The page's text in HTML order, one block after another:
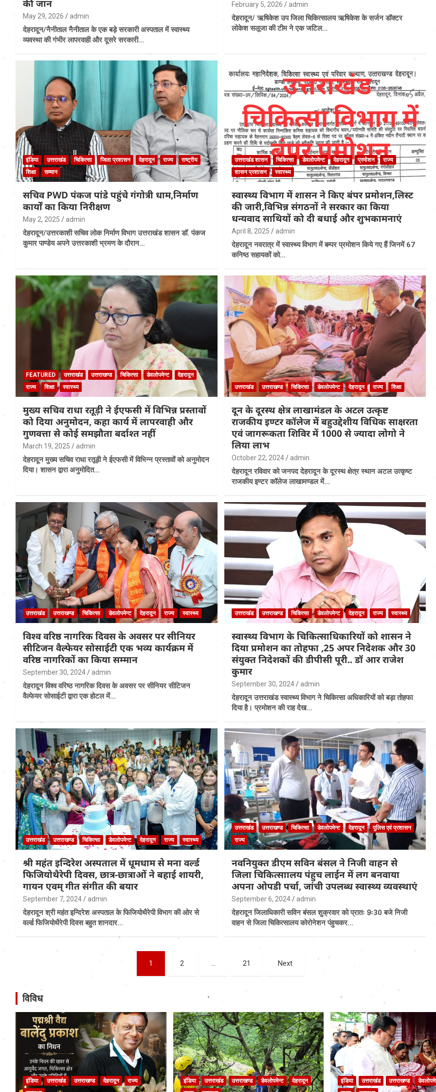
की जान
May 29, 2026 admin
देहरादून/नैनीताल नैनीताल के एक बड़े सरकारी अस्पताल में स्वास्थ्य
व्यवस्था की गंभीर लापरवाही और दूसरे सरकारी…
February 5, 2026 admin
देहरादून/ ऋषिकेश उप जिला चिकित्सालय ऋषिकेश के सर्जन डॉक्टर
लोकेश सलूजा की टीम ने एक जटिल…
इंडिया उत्तराखंड चिकित्सा जिला प्रशासन देहरादून राज्य
राष्ट्रीय
शिक्षा
सम्मान
सचिव PWD पंकज पांडे पहुंचे गंगोत्री धाम,निर्माण
कार्यों का किया निरीक्षण
May 2, 2025 admin
देहरादून/उत्तरकाशी सचिव लोक निर्माण विभाग उत्तराखंड शासन डॉ. पंकज
कुमार पाण्डेय अपने उत्तरकाशी भ्रमण के दौरान…
उत्तराखंड शासन चिकित्सा डेवलोपमेन्ट देहरादून प्रमोशन
राज्य
शासन प्रशासन
स्वास्थ्य
स्वास्थ्य विभाग में शासन ने किए बंपर प्रमोशन,लिस्ट
की जारी,विभिन्न संगठनों ने सरकार का किया
धन्यवाद साथियों को दी बधाई और शुभकामनाएं
April 8, 2025 admin
देहरादून नवरात्र में स्वास्थ्य विभाग में बम्पर प्रमोशन किये गए हैं जिनमें 67
कनिष्ठ सहायकों को…
FEATURED उत्तराखंड उत्तराखण्ड चिकित्सा डेवलोपमेन्ट
देहरादून
राज्य
शिक्षा स्वास्थ्य
मुख्य सचिव राधा रतूड़ी ने ईएफसी में विभिन्न प्रस्तावों
को दिया अनुमोदन, कहा कार्य में लापरवाही और
गुणवत्ता से कोई समझौता बर्दाश्त नहीं
March 19, 2025 admin
देहरादून मुख्य सचिव राधा रतूड़ी ने ईएफसी में विभिन्न प्रस्तावों को अनुमोदन
दिया। शासन द्वारा अनुमोदित…
उत्तराखंड उत्तराखण्ड चिकित्सा डेवलोपमेन्ट देहरादून राज्य शिक्षा
दून के दूरस्थ क्षेत्र लाखामंडल के अटल उत्कृष्ट
राजकीय इण्टर कॉलेज में बहुउ‌द्देशीय विधिक साक्षरता
एवं जागरूकता शिविर में 1000 से ज्यादा लोगो ने
लिया लाभ
October 22, 2024 admin
देहरादून रविवार को जनपद देहरादून के दूरस्थ क्षेत्र स्थान अटल उत्कृष्ट
राजकीय इण्टर कॉलेज लाखामण्डल में…
उत्तराखंड उत्तराखण्ड चिकित्सा डेवलोपमेन्ट देहरादून राज्य स्वास्थ्य
विश्व वरिष्ठ नागरिक दिवस के अवसर पर सीनियर
सीटिजन वैल्फेयर सोसाईटी एक भव्य कार्यक्रम में
वरिष्ठ नागरिकों का किया सम्मान
September 30, 2024 admin
देहरादून विश्व वरिष्ठ नागरिक दिवस के अवसर पर सीनियर सीटिजन
वैल्फेयर सोसाईटी द्वारा एक होटल में…
उत्तराखंड उत्तराखण्ड चिकित्सा डेवलोपमेन्ट देहरादून राज्य स्वास्थ्य
स्वास्थ्य विभाग के चिकित्साधिकारियों को शासन ने
दिया प्रमोशन का तोहफा ,25 अपर निदेशक और 30
संयुक्त निदेशकों की डीपीसी पूरी.. डॉ आर राजेश
कुमार
September 30, 2024 admin
देहरादून उत्तराखंड स्वास्थ्य विभाग ने चिकित्सा अधिकारियों को बड़ा तोहफा
दिया है। प्रमोशन की राह देख…
उत्तराखंड उत्तराखण्ड चिकित्सा डेवलोपमेन्ट देहरादून राज्य स्वास्थ्य
श्री महंत इन्दिरेश अस्पताल में धूमधाम से मना वर्ल्ड
फिजियोथैरेपी दिवस, छात्र-छात्राओं ने बहाई शायरी,
गायन एवम् गीत संगीत की बयार
September 7, 2024 admin
देहरादून श्री महंत इन्दिरेश अस्पताल के फिजियोथैरेपी विभाग की ओर से
वर्ल्ड फिजियोथैरेपी दिवस बहुत शानदार…
उत्तराखंड उत्तराखण्ड चिकित्सा डेवलोपमेन्ट देहरादून
पुलिस एवं प्रशासन
राज्य
नवनियुक्त डीएम सविन बंसल ने निजी वाहन से
जिला चिकित्साालय पंहुच लाईन में लग बनवाया
अपना ओपडी पर्चा, जांची उपलब्ध स्वास्थ्य व्यवस्थाएं
September 6, 2024 admin
देहरादून जिलाधिकारी सविन बंसल शुक्रवार को प्रातः 9ः30 बजे निजी
वाहन से जिला चिकित्सालय कोरोनेशन पंहुचकर…
1 2 … 21 Next
विविध
इंडिया उत्तराखंड उत्तराखण्ड देहरादून
राज्य
इंडिया उत्तराखंड उत्तराखण्ड डेवलोपमेन्ट
देहरादून
इंडिया उत्तराखंड उत्तराखण्ड